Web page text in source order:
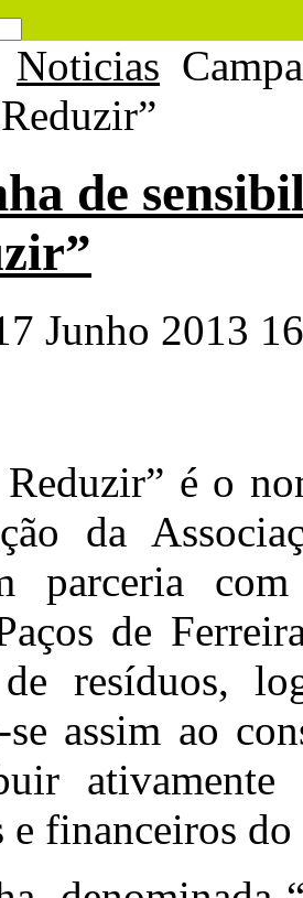
Noticias
de
Junho 2013
é o
da
parceria
de
de resíduos,
assim ao
ativamente
e financeiros